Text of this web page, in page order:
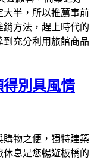
大半，所以推薦事前
方法，趕上時代的
充分利用旅館商品
別具風情
購物之便，獨特建築
息是您暢遊板橋的